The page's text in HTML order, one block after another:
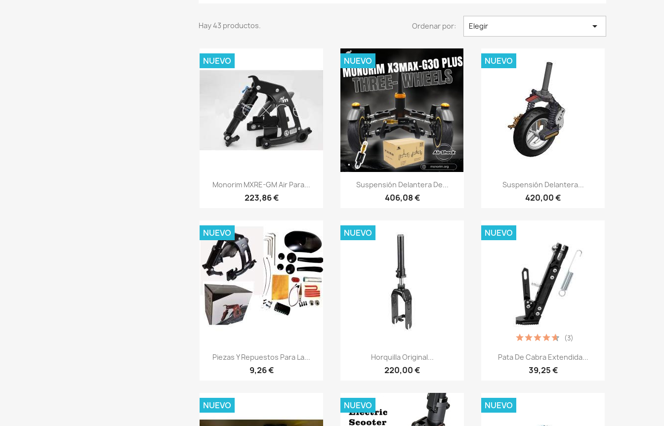
Hay 43 productos. Ordenar por: Elegir 
Vista rápida
Monorim MXRE-GM Air Para...
223,86 €
NUEVO
Vista rápida
Suspensión Delantera De...
406,08 €
NUEVO
Vista rápida
Suspensión Delantera...
420,00 €
NUEVO
Vista rápida
Piezas Y Repuestos Para La...
9,26 €
NUEVO
Vista rápida
Horquilla Original...
220,00 €
NUEVO
Vista rápida
Pata De Cabra Extendida...
39,25 €
(3)
NUEVO
NUEVO NUEVO NUEVO